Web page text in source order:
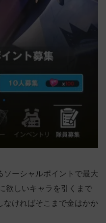
ソーシャルポイントで最大
欲しいキャラを引くまで
なければそこまで金はかか